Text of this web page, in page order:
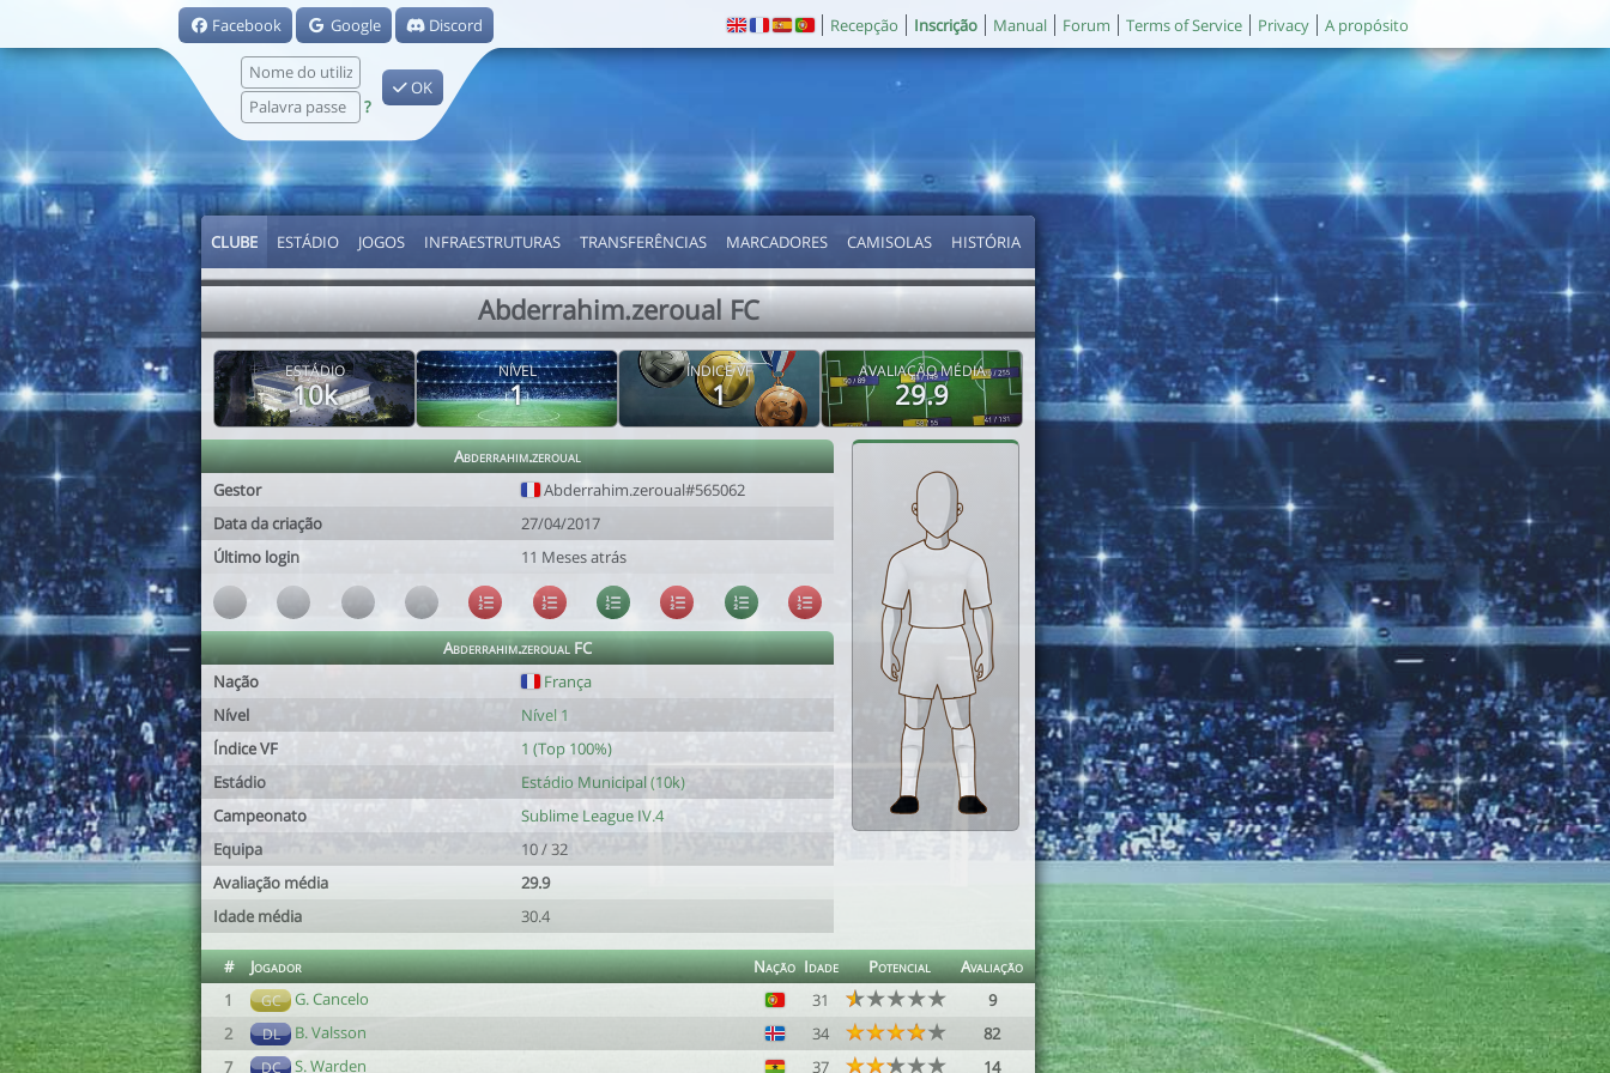
Facebook Google Discord
?
OK
Recepção Inscrição Manual Forum Terms of Service Privacy A propósito
CLUBE ESTÁDIO JOGOS INFRAESTRUTURAS TRANSFERÊNCIAS MARCADORES CAMISOLAS HISTÓRIA
Abderrahim.zeroual FC
ESTÁDIO
10k
NÍVEL
1
ÍNDICE VF
1
AVALIAÇÃO MÉDIA
29.9
Abderrahim.zeroual
Gestor
Abderrahim.zeroual#565062
Data da criação
27/04/2017
Último login
11 Meses atrás
Abderrahim.zeroual FC
Nação
França
Nível
Nível 1
Índice VF
1 (Top 100%)
Estádio
Estádio Municipal (10k)
Campeonato
Sublime League IV.4
Equipa
10 / 32
Avaliação média
29.9
Idade média
30.4
# Jogador Nação Idade Potencial
Avaliação
1
GC G. Cancelo 31
9
2
DL B. Valsson 34
82
7
DC S. Warden 37 14